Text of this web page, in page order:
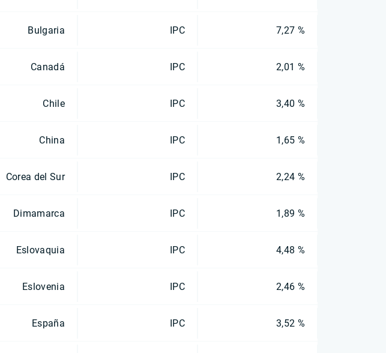
Bulgaria IPC 7,27 %
Canadá IPC 2,01 %
Chile IPC 3,40 %
China IPC 1,65 %
Corea del Sur IPC 2,24 %
Dimamarca IPC 1,89 %
Eslovaquia IPC 4,48 %
Eslovenia IPC 2,46 %
España IPC 3,52 %